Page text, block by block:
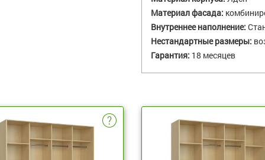
Материал фасада:
Внутреннее наполнение:
Нестандартные размеры:
Гарантия: 18 месяцев